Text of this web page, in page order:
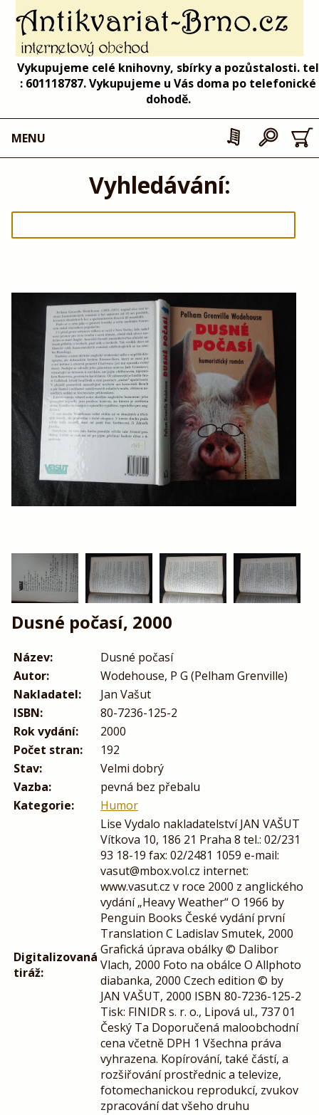
Vykupujeme celé knihovny, sbírky a pozůstalosti. tel
: 601118787. Vykupujeme u Vás doma po telefonické
dohodě.
MENU
Vyhledávání:
Dusné počasí, 2000
Název:
Dusné počasí
Autor:
Wodehouse, P G (Pelham Grenville)
Nakladatel:
Jan Vašut
ISBN:
80-7236-125-2
Rok vydání:
2000
Počet stran:
192
Stav:
Velmi dobrý
Vazba:
pevná bez přebalu
Kategorie:
Humor
Digitalizovaná
tiráž:
Lise Vydalo nakladatelství JAN VAŠUT
Vítkova 10, 186 21 Praha 8 tel.: 02/231
93 18-19 fax: 02/2481 1059 e-mail:
vasut@mbox.vol.cz internet:
www.vasut.cz v roce 2000 z anglického
vydání „Heavy Weather“ O 1966 by
Penguin Books České vydání první
Translation C Ladislav Smutek, 2000
Grafická úprava obálky © Dalibor
Vlach, 2000 Foto na obálce O Allphoto
diabanka, 2000 Czech edition © by
JAN VAŠUT, 2000 ISBN 80-7236-125-2
Tisk: FINIDR s. r. o., Lipová ul., 737 01
Český Ta Doporučená maloobchodní
cena včetně DPH 1 Všechna práva
vyhrazena. Kopírování, také částí, a
rozšiřování prostřednic a televize,
fotomechanickou reprodukcí, zvukov
zpracování dat všeho druhu